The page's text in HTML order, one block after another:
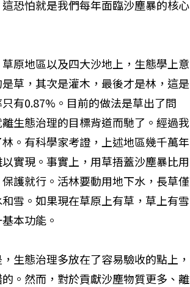
恐怕就是我們每年面臨沙塵暴的核心
原地區以及四大沙地上，生態學上意
草，其次是灌木，最後才是林，這是
有0.87%。目前的做法是草出了問
生態治理的目標背道而馳了。經過我
。有科學家考證，上述地區幾千萬年
實現。事實上，用草捂蓋沙塵暴比用
護就行。活林要動用地下水，長草僅
雪。如果現在草原上有草，草上有雪
本功能。
生態治理多放在了容易驗收的點上，
。然而，對於貢獻沙塵物質更多、離